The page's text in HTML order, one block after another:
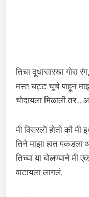
तिचा दूधासारखा
मस्त घट्ट चूचे पाहून
चोदायला मिळाली तर…
मी विसरलो होतो की
तिने माझा हात पकडला
तिच्या या बोलण्याने
वाटायला लागलं.